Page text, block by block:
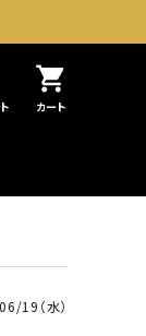
shopping_cart
カート
19（水）